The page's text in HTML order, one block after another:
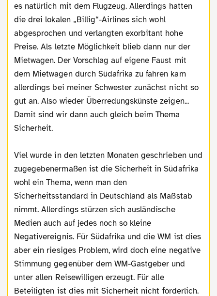
es natürlich mit dem Flugzeug. Allerdings hatten
die drei lokalen „Billig“-Airlines sich wohl
abgesprochen und verlangten exorbitant hohe
Preise. Als letzte Möglichkeit blieb dann nur der
Mietwagen. Der Vorschlag auf eigene Faust mit
dem Mietwagen durch Südafrika zu fahren kam
allerdings bei meiner Schwester zunächst nicht so
gut an. Also wieder Überredungskünste zeigen...
Damit sind wir dann auch gleich beim Thema
Sicherheit.
Viel wurde in den letzten Monaten geschrieben und
zugegebenermaßen ist die Sicherheit in Südafrika
wohl ein Thema, wenn man den
Sicherheitsstandard in Deutschland als Maßstab
nimmt. Allerdings stürzen sich ausländische
Medien auch auf jedes noch so kleine
Negativereignis. Für Südafrika und die WM ist dies
aber ein riesiges Problem, wird doch eine negative
Stimmung gegenüber dem WM-Gastgeber und
unter allen Reisewilligen erzeugt. Für alle
Beteiligten ist dies mit Sicherheit nicht förderlich.